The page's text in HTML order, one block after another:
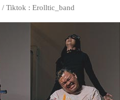
Tiktok : Erolltic_band